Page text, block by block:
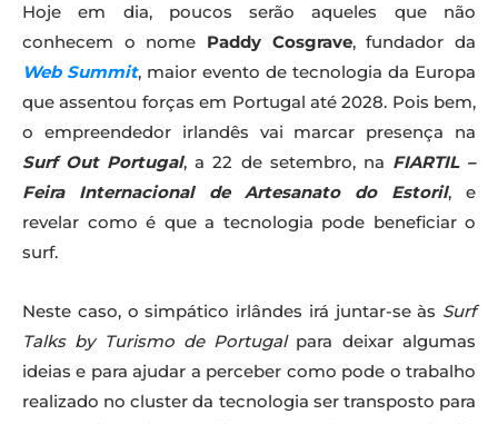
Hoje em dia, poucos serão aqueles que não
conhecem o nome Paddy Cosgrave, fundador da
Web Summit, maior evento de tecnologia da Europa
que assentou forças em Portugal até 2028. Pois bem,
o empreendedor irlandês vai marcar presença na
Surf Out Portugal, a 22 de setembro, na FIARTIL –
Feira Internacional de Artesanato do Estoril, e
revelar como é que a tecnologia pode beneficiar o
surf.
Neste caso, o simpático irlândes irá juntar-se às Surf
Talks by Turismo de Portugal para deixar algumas
ideias e para ajudar a perceber como pode o trabalho
realizado no cluster da tecnologia ser transposto para